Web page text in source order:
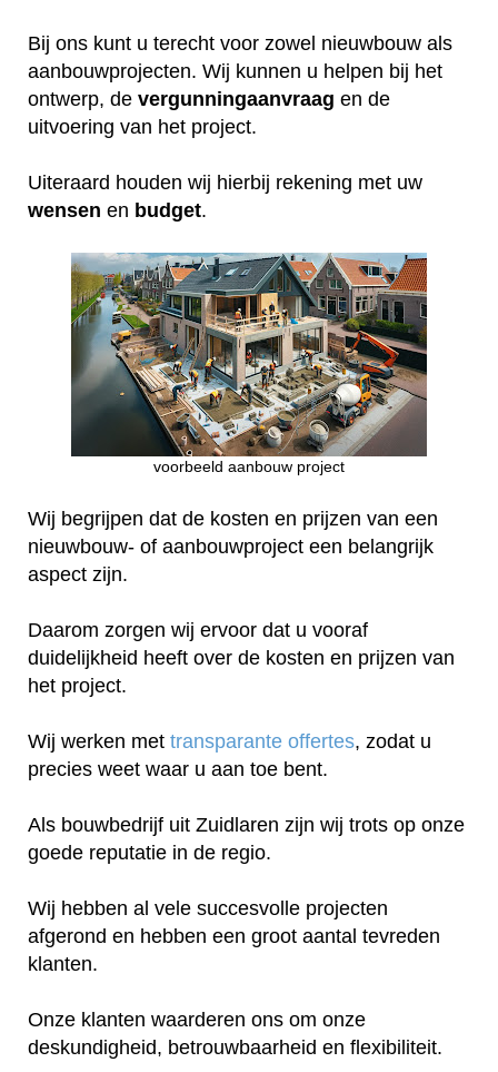
Bij ons kunt u terecht voor zowel nieuwbouw als
aanbouwprojecten. Wij kunnen u helpen bij het
ontwerp, de vergunningaanvraag en de
uitvoering van het project.
Uiteraard houden wij hierbij rekening met uw
wensen en budget.
voorbeeld aanbouw project
Wij begrijpen dat de kosten en prijzen van een
nieuwbouw- of aanbouwproject een belangrijk
aspect zijn.
Daarom zorgen wij ervoor dat u vooraf
duidelijkheid heeft over de kosten en prijzen van
het project.
Wij werken met transparante offertes, zodat u
precies weet waar u aan toe bent.
Als bouwbedrijf uit Zuidlaren zijn wij trots op onze
goede reputatie in de regio.
Wij hebben al vele succesvolle projecten
afgerond en hebben een groot aantal tevreden
klanten.
Onze klanten waarderen ons om onze
deskundigheid, betrouwbaarheid en flexibiliteit.